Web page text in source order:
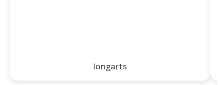
longarts